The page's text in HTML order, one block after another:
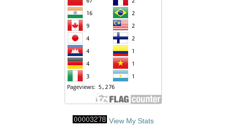
View My Stats